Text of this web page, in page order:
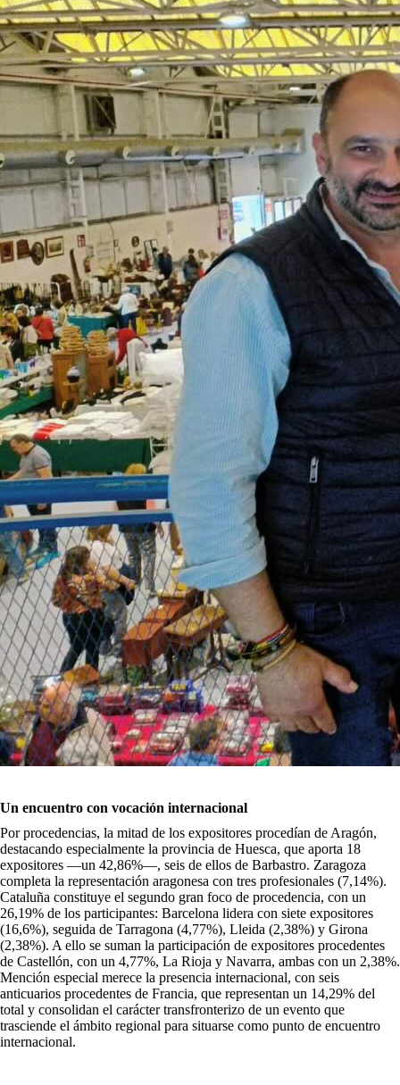
Un encuentro con vocación internacional
Por procedencias, la mitad de los expositores procedían de Aragón,
destacando especialmente la provincia de Huesca, que aporta 18
expositores —un 42,86%—, seis de ellos de Barbastro. Zaragoza
completa la representación aragonesa con tres profesionales (7,14%).
Cataluña constituye el segundo gran foco de procedencia, con un
26,19% de los participantes: Barcelona lidera con siete expositores
(16,6%), seguida de Tarragona (4,77%), Lleida (2,38%) y Girona
(2,38%). A ello se suman la participación de expositores procedentes
de Castellón, con un 4,77%, La Rioja y Navarra, ambas con un 2,38%.
Mención especial merece la presencia internacional, con seis
anticuarios procedentes de Francia, que representan un 14,29% del
total y consolidan el carácter transfronterizo de un evento que
trasciende el ámbito regional para situarse como punto de encuentro
internacional.